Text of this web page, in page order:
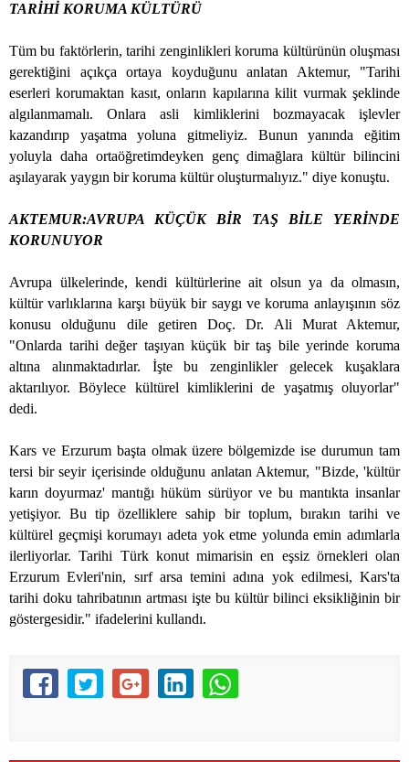
TARİHİ KORUMA KÜLTÜRÜ
Tüm bu faktörlerin, tarihi zenginlikleri koruma kültürünün oluşması
gerektiğini açıkça ortaya koyduğunu anlatan Aktemur, "Tarihi
eserleri korumaktan kasıt, onların kapılarına kilit vurmak şeklinde
algılanmamalı. Onlara asli kimliklerini bozmayacak işlevler
kazandırıp yaşatma yoluna gitmeliyiz. Bunun yanında eğitim
yoluyla daha ortaöğretimdeyken genç dimağlara kültür bilincini
aşılayarak yaygın bir koruma kültür oluşturmalıyız." diye konuştu.
AKTEMUR:AVRUPA KÜÇÜK BİR TAŞ BİLE YERİNDE
KORUNUYOR
Avrupa ülkelerinde, kendi kültürlerine ait olsun ya da olmasın,
kültür varlıklarına karşı büyük bir saygı ve koruma anlayışının söz
konusu olduğunu dile getiren Doç. Dr. Ali Murat Aktemur,
"Onlarda tarihi değer taşıyan küçük bir taş bile yerinde koruma
altına alınmaktadırlar. İşte bu zenginlikler gelecek kuşaklara
aktarılıyor. Böylece kültürel kimliklerini de yaşatmış oluyorlar"
dedi.
Kars ve Erzurum başta olmak üzere bölgemizde ise durumun tam
tersi bir seyir içerisinde olduğunu anlatan Aktemur, "Bizde, 'kültür
karın doyurmaz' mantığı hüküm sürüyor ve bu mantıkta insanlar
yetişiyor. Bu tip özelliklere sahip bir toplum, bırakın tarihi ve
kültürel geçmişi korumayı adeta yok etme yolunda emin adımlarla
ilerliyorlar. Tarihi Türk konut mimarisin en eşsiz örnekleri olan
Erzurum Evleri'nin, sırf arsa temini adına yok edilmesi, Kars'ta
tarihi doku tahribatının artması işte bu kültür bilinci eksikliğinin bir
göstergesidir." ifadelerini kullandı.